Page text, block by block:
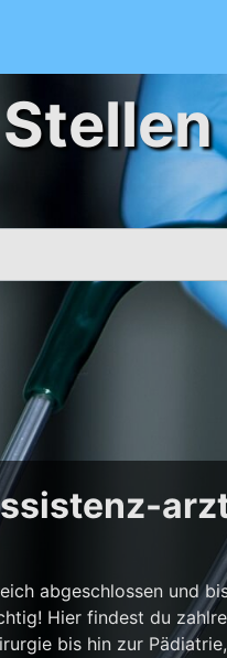
abgeschlossen und
Hier findest du
bis hin zur